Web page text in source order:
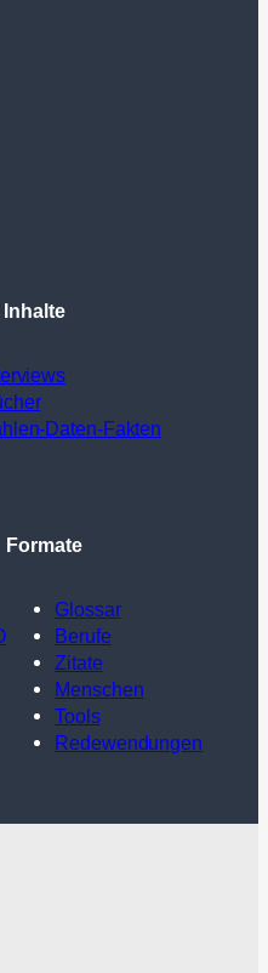
Inhalte
Daten-Fakten
Formate
Glossar
Berufe
Zitate
Menschen
Tools
Redewendungen